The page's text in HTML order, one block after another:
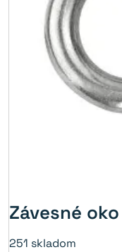
Závesné
251 skladom